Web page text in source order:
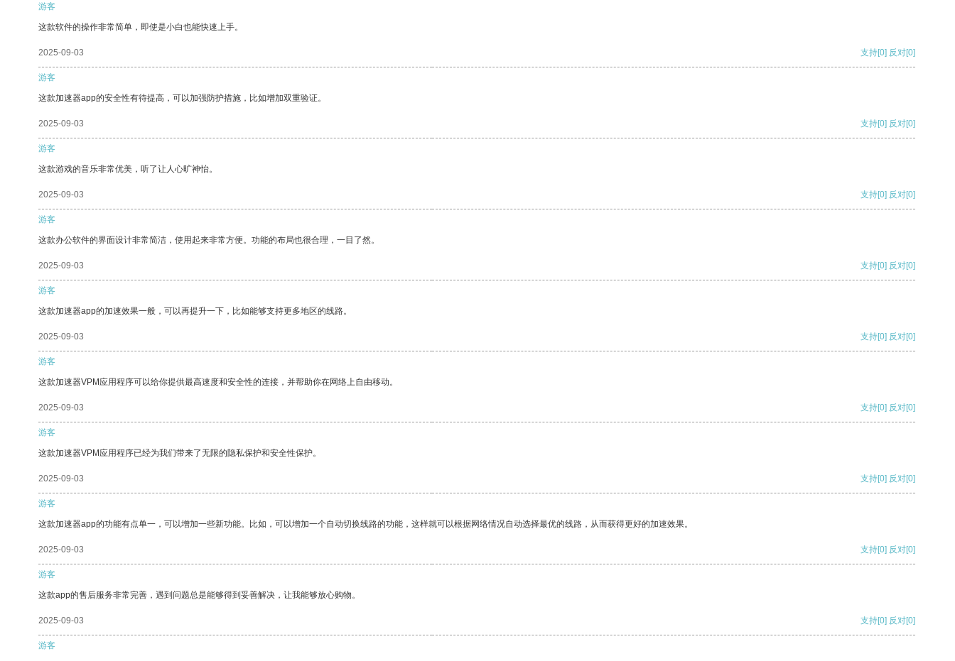
游客
这款软件的操作非常简单，即使是小白也能快速上手。
2025-09-03 支持[0] 反对[0]
游客
这款加速器app的安全性有待提高，可以加强防护措施，比如增加双重验证。
2025-09-03 支持[0] 反对[0]
游客
这款游戏的音乐非常优美，听了让人心旷神怡。
2025-09-03 支持[0] 反对[0]
游客
这款办公软件的界面设计非常简洁，使用起来非常方便。功能的布局也很合理，一目了然。
2025-09-03 支持[0] 反对[0]
游客
这款加速器app的加速效果一般，可以再提升一下，比如能够支持更多地区的线路。
2025-09-03 支持[0] 反对[0]
游客
这款加速器VPM应用程序可以给你提供最高速度和安全性的连接，并帮助你在网络上自由移动。
2025-09-03 支持[0] 反对[0]
游客
这款加速器VPM应用程序已经为我们带来了无限的隐私保护和安全性保护。
2025-09-03 支持[0] 反对[0]
游客
这款加速器app的功能有点单一，可以增加一些新功能。比如，可以增加一个自动切换线路的功能，这样就可以根据网络情况自动选择最优的线路，从而获得更好的加速效果。
2025-09-03 支持[0] 反对[0]
游客
这款app的售后服务非常完善，遇到问题总是能够得到妥善解决，让我能够放心购物。
2025-09-03 支持[0] 反对[0]
游客